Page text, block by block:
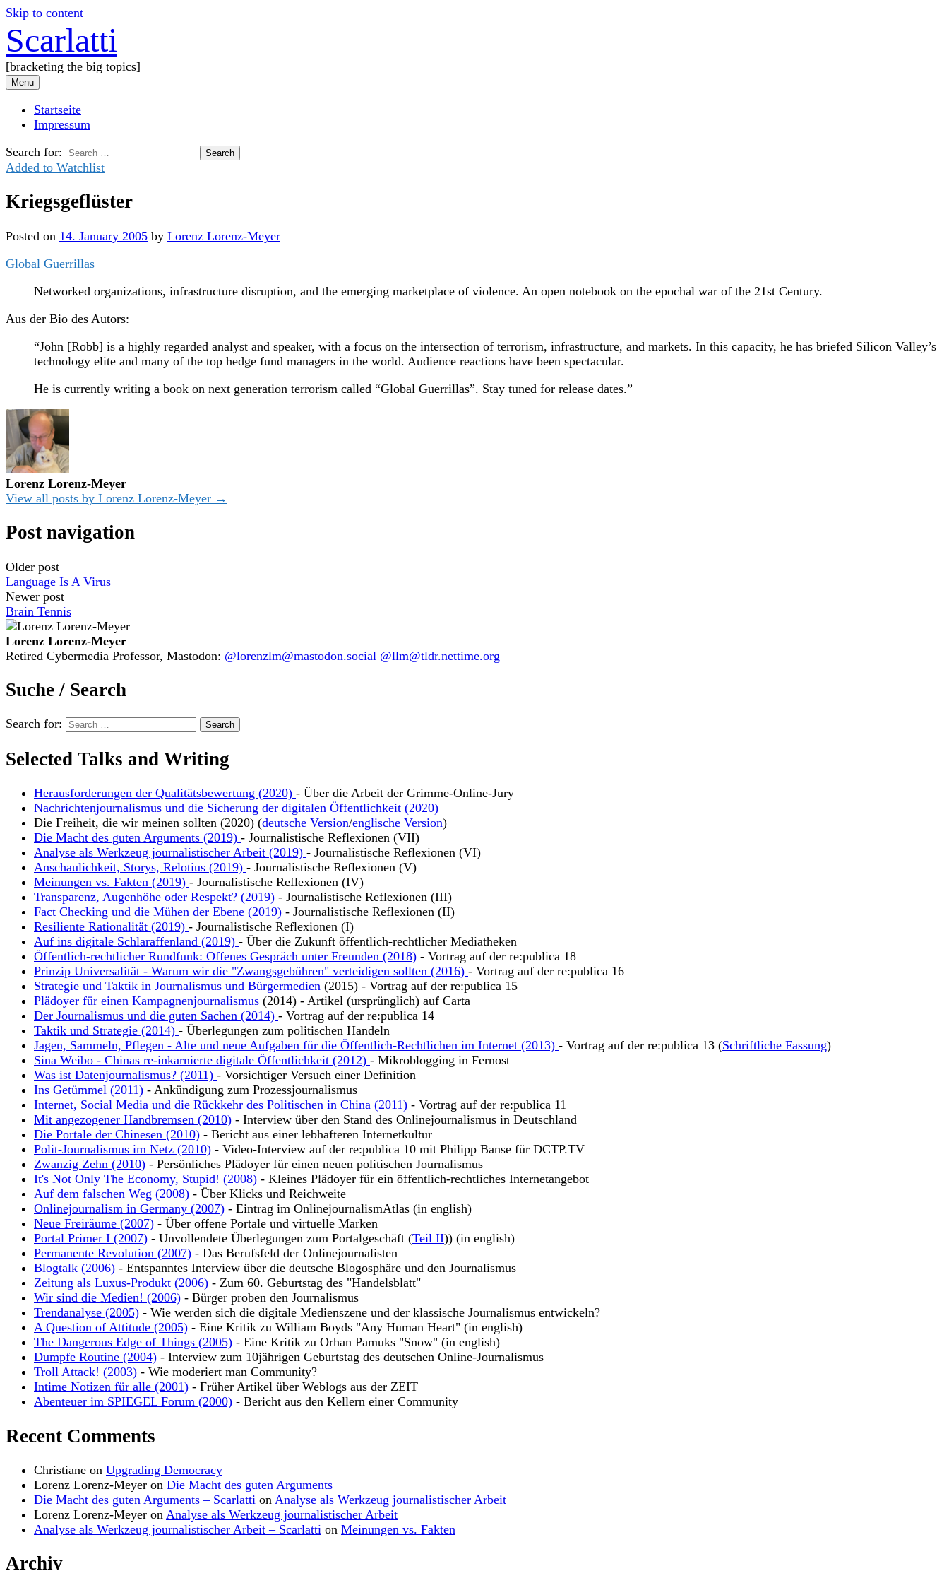
Skip to content
Scarlatti
[bracketing the big topics]
Menu
Startseite
Impressum
Search for:
Added to Watchlist
Kriegsgeflüster
Posted on 14. January 2005 by Lorenz Lorenz-Meyer
Global Guerrillas
Networked organizations, infrastructure disruption, and the emerging marketplace of violence. An open notebook on the epochal war of the 21st Century.
Aus der Bio des Autors:
“John [Robb] is a highly regarded analyst and speaker, with a focus on the intersection of terrorism, infrastructure, and markets. In this capacity, he has briefed Silicon Valley’s
technology elite and many of the top hedge fund managers in the world. Audience reactions have been spectacular.
He is currently writing a book on next generation terrorism called “Global Guerrillas”. Stay tuned for release dates.”
Lorenz Lorenz-Meyer
View all posts by Lorenz Lorenz-Meyer →
Post navigation
Older post
Language Is A Virus
Newer post
Brain Tennis
Lorenz Lorenz-Meyer
Retired Cybermedia Professor, Mastodon: @lorenzlm@mastodon.social @llm@tldr.nettime.org
Suche / Search
Search for:
Selected Talks and Writing
Herausforderungen der Qualitätsbewertung (2020) - Über die Arbeit der Grimme-Online-Jury
Nachrichtenjournalismus und die Sicherung der digitalen Öffentlichkeit (2020)
Die Freiheit, die wir meinen sollten (2020) (deutsche Version/englische Version)
Die Macht des guten Arguments (2019) - Journalistische Reflexionen (VII)
Analyse als Werkzeug journalistischer Arbeit (2019) - Journalistische Reflexionen (VI)
Anschaulichkeit, Storys, Relotius (2019) - Journalistische Reflexionen (V)
Meinungen vs. Fakten (2019) - Journalistische Reflexionen (IV)
Transparenz, Augenhöhe oder Respekt? (2019) - Journalistische Reflexionen (III)
Fact Checking und die Mühen der Ebene (2019) - Journalistische Reflexionen (II)
Resiliente Rationalität (2019) - Journalistische Reflexionen (I)
Auf ins digitale Schlaraffenland (2019) - Über die Zukunft öffentlich-rechtlicher Mediatheken
Öffentlich-rechtlicher Rundfunk: Offenes Gespräch unter Freunden (2018) - Vortrag auf der re:publica 18
Prinzip Universalität - Warum wir die "Zwangsgebühren" verteidigen sollten (2016) - Vortrag auf der re:publica 16
Strategie und Taktik in Journalismus und Bürgermedien (2015) - Vortrag auf der re:publica 15
Plädoyer für einen Kampagnenjournalismus (2014) - Artikel (ursprünglich) auf Carta
Der Journalismus und die guten Sachen (2014) - Vortrag auf der re:publica 14
Taktik und Strategie (2014) - Überlegungen zum politischen Handeln
Jagen, Sammeln, Pflegen - Alte und neue Aufgaben für die Öffentlich-Rechtlichen im Internet (2013) - Vortrag auf der re:publica 13 (Schriftliche Fassung)
Sina Weibo - Chinas re-inkarnierte digitale Öffentlichkeit (2012) - Mikroblogging in Fernost
Was ist Datenjournalismus? (2011) - Vorsichtiger Versuch einer Definition
Ins Getümmel (2011) - Ankündigung zum Prozessjournalismus
Internet, Social Media und die Rückkehr des Politischen in China (2011) - Vortrag auf der re:publica 11
Mit angezogener Handbremsen (2010) - Interview über den Stand des Onlinejournalismus in Deutschland
Die Portale der Chinesen (2010) - Bericht aus einer lebhafteren Internetkultur
Polit-Journalismus im Netz (2010) - Video-Interview auf der re:publica 10 mit Philipp Banse für DCTP.TV
Zwanzig Zehn (2010) - Persönliches Plädoyer für einen neuen politischen Journalismus
It's Not Only The Economy, Stupid! (2008) - Kleines Plädoyer für ein öffentlich-rechtliches Internetangebot
Auf dem falschen Weg (2008) - Über Klicks und Reichweite
Onlinejournalism in Germany (2007) - Eintrag im OnlinejournalismAtlas (in english)
Neue Freiräume (2007) - Über offene Portale und virtuelle Marken
Portal Primer I (2007) - Unvollendete Überlegungen zum Portalgeschäft (Teil II)) (in english)
Permanente Revolution (2007) - Das Berufsfeld der Onlinejournalisten
Blogtalk (2006) - Entspanntes Interview über die deutsche Blogosphäre und den Journalismus
Zeitung als Luxus-Produkt (2006) - Zum 60. Geburtstag des "Handelsblatt"
Wir sind die Medien! (2006) - Bürger proben den Journalismus
Trendanalyse (2005) - Wie werden sich die digitale Medienszene und der klassische Journalismus entwickeln?
A Question of Attitude (2005) - Eine Kritik zu William Boyds "Any Human Heart" (in english)
The Dangerous Edge of Things (2005) - Eine Kritik zu Orhan Pamuks "Snow" (in english)
Dumpfe Routine (2004) - Interview zum 10jährigen Geburtstag des deutschen Online-Journalismus
Troll Attack! (2003) - Wie moderiert man Community?
Intime Notizen für alle (2001) - Früher Artikel über Weblogs aus der ZEIT
Abenteuer im SPIEGEL Forum (2000) - Bericht aus den Kellern einer Community
Recent Comments
Christiane on Upgrading Democracy
Lorenz Lorenz-Meyer on Die Macht des guten Arguments
Die Macht des guten Arguments – Scarlatti on Analyse als Werkzeug journalistischer Arbeit
Lorenz Lorenz-Meyer on Analyse als Werkzeug journalistischer Arbeit
Analyse als Werkzeug journalistischer Arbeit – Scarlatti on Meinungen vs. Fakten
Archiv